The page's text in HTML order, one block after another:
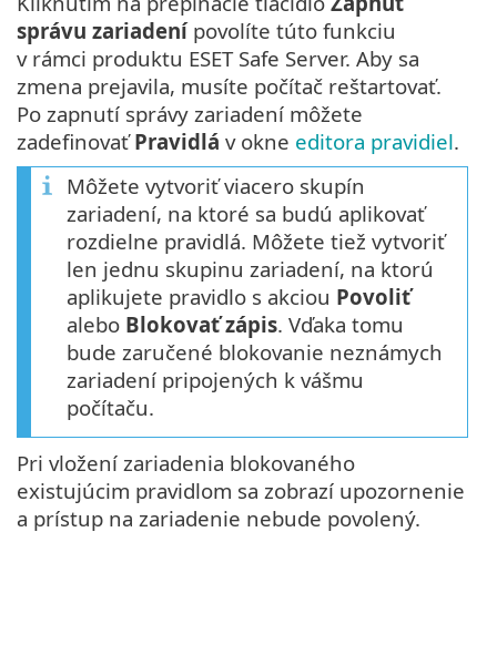
správu zariadenípovolíte túto funkciu
v rámci produktu ESET Safe Server. Aby sa
zmena prejavila, musíte počítač reštartovať.
Po zapnutí správy zariadení môžete
zadefinovaťPravidlá v okne editora pravidiel.
Môžete vytvoriť viacero skupín
zariadení, na ktoré sa budú aplikovať
rozdielne pravidlá. Môžete tiež vytvoriť
len jednu skupinu zariadení, na ktorú
aplikujete pravidlo s akciou Povoliť
alebo Blokovať zápis. Vďaka tomu
bude zaručené blokovanie neznámych
zariadení pripojených k vášmu
počítaču.
Pri vložení zariadenia blokovaného
existujúcim pravidlom sa zobrazí upozornenie
a prístup na zariadenie nebude povolený.